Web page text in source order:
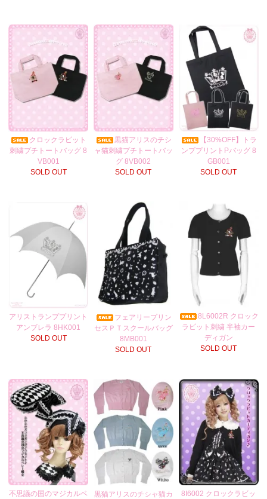
クロックラビット
刺繍プチトートバッグ 8
VB001
SOLD OUT
黒猫アリスのチシ
ャ猫刺繍プチトートバッ
グ 8VB002
SOLD OUT
【30%OFF】トラ
ンププリントPバッグ 8
GB001
SOLD OUT
アリストランププリント
アンブレラ 8HK001
SOLD OUT
フェアリープリン
セスＰＴスクールバッグ
8MB001
SOLD OUT
8L6002R クロック
ラビット刺繍 半袖カー
ディガン
SOLD OUT
不思議の国のマジカルベ
黒猫アリスのチシャ猫カ
8I6002 クロックラビッ